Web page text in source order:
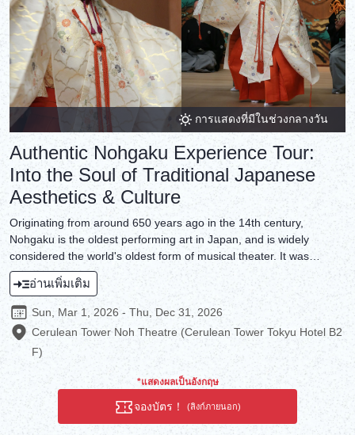
การแสดงที่มีในช่วงกลางวัน
Authentic Nohgaku Experience Tour:
Into the Soul of Traditional Japanese
Aesthetics & Culture
Originating from around 650 years ago in the 14th century,
Nohgaku is the oldest performing art in Japan, and is widely
considered the world's oldest form of musical theater. It was
registered as a UNESCO Intangible Cultural Heritage in 2001 and
is recognized as one of the world's oldest forms of theater. But it is
not just theater; it is an art form that encapsulates Japanese
aesthetics and spirituality, a classical performing art that
transcends words and allows viewers to get in touch with Japanese
culture.This tour, which includes performances, explanations, and
experiences by real Noh performers who continue to carry on the
tradition, is a valuable opportunity to dive deep into the soul of
Japanese culture along with Noh performers.
อ่านเพิ่มเติม
Sun, Mar 1, 2026 - Thu, Dec 31, 2026
Cerulean Tower Noh Theatre (Cerulean Tower Tokyu Hotel B2
F)
*แสดงผลเป็นอังกฤษ
จองบัตร！ (ลิงก์ภายนอก)